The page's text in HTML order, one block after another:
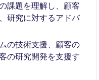
課題を理解し、顧客
研究に対するアドバ
の技術支援、顧客の
の研究開発を支援す